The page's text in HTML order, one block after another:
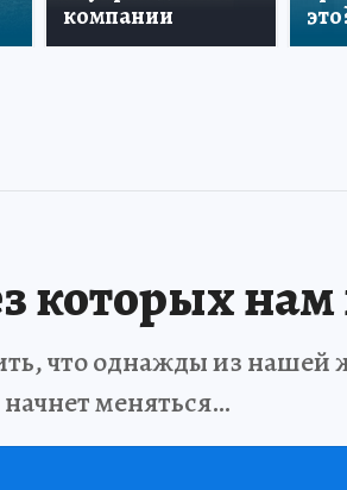
компании
которых
что однажды из нашей
меняться…